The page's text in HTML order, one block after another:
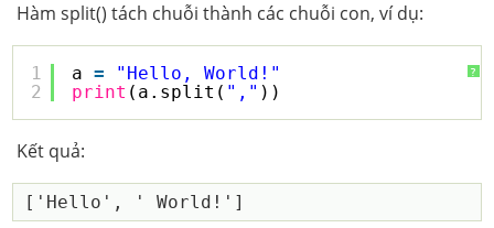
Hàm split() tách chuỗi thành các chuỗi con, ví dụ:
?
1
2
a =
"Hello, World!"
print (a.split( "," ))
Kết quả: